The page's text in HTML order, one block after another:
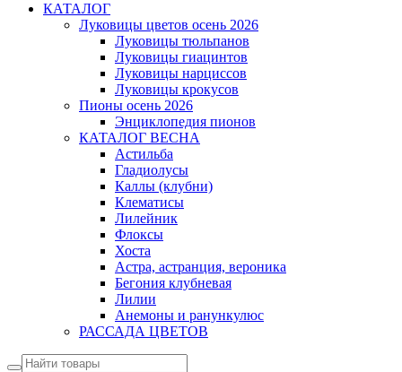
КАТАЛОГ
Луковицы цветов осень 2026
Луковицы тюльпанов
Луковицы гиацинтов
Луковицы нарциссов
Луковицы крокусов
Пионы осень 2026
Энциклопедия пионов
КАТАЛОГ ВЕСНА
Астильба
Гладиолусы
Каллы (клубни)
Клематисы
Лилейник
Флоксы
Хоста
Астра, астранция, вероника
Бегония клубневая
Лилии
Анемоны и ранункулюс
РАССАДА ЦВЕТОВ